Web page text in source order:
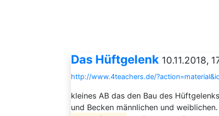
Das Hüftgelenk 10.11.2018,
http://www.4teachers.de/
kleines AB das den Bau des
und Becken männlichen und